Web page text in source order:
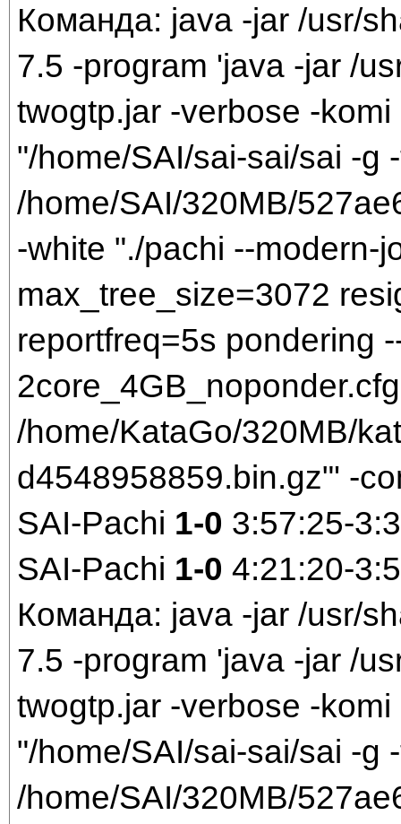
Команда: java -jar /usr/
7.5 -program 'java -jar /
twogtp.jar -verbose -
"/home/SAI/sai-sai/sai -g
/home/SAI/320MB/
-white "./pachi --modern-
max_tree_size=3072
reportfreq=5s pondering
/home/KataGo/320MB/
d4548958859.bin.gz"' -
SAI-Pachi 1-0 3:57:25-
SAI-Pachi 1-0 4:21:20-
Команда: java -jar /usr/
7.5 -program 'java -jar /
twogtp.jar -verbose -
"/home/SAI/sai-sai/sai -g
/home/SAI/320MB/